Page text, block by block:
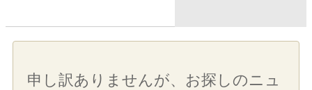
申し訳ありませんが、お探しのニュ